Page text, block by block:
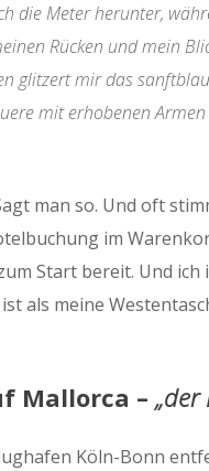
die Meter herunter,
Rücken und mein
glitzert mir das
mit erhobenen
man so. Und oft
im
Start bereit. Und
als meine
Mallorca –„der
Köln-Bonn